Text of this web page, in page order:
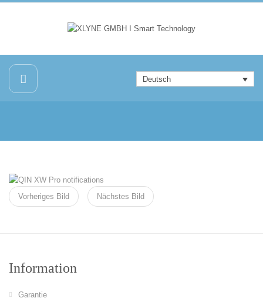
Deutsch
Vorheriges Bild Nächstes Bild
Information
Garantie